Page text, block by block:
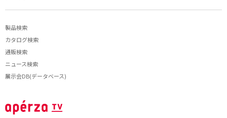
製品検索
カタログ検索
通販検索
ニュース検索
展示会DB(データベース)